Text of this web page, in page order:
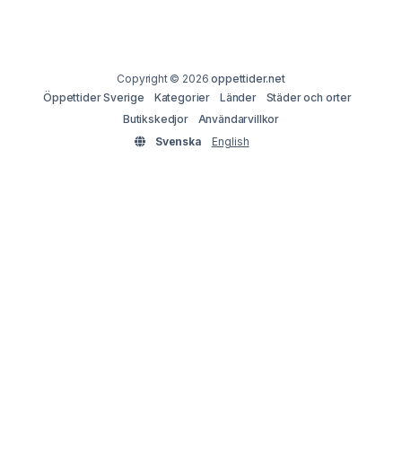
Copyright © 2026oppettider.net
Öppettider Sverige
Kategorier Länder
Städer och orter
Butikskedjor
Användarvillkor
Svenska
English